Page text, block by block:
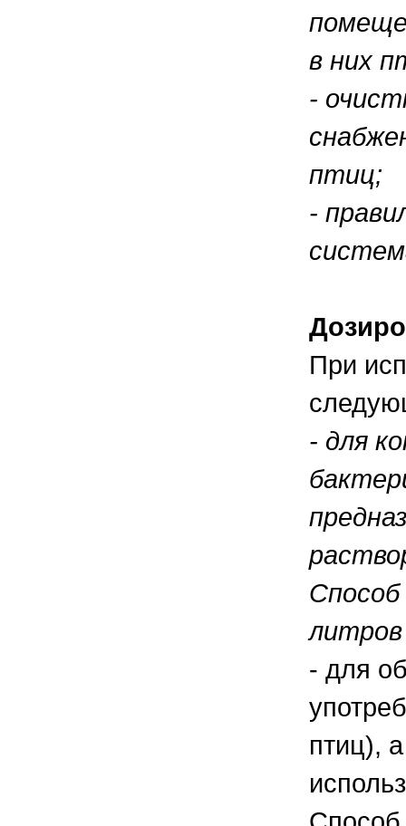
в них
-
птиц;
-
При
- для
Способ
- для
птиц),